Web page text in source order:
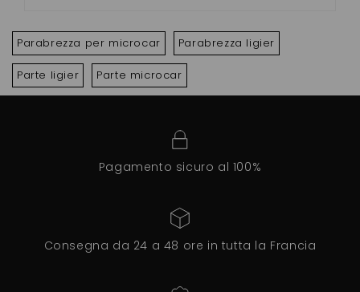
Parabrezza per microcar Parabrezza ligier
Parte ligier Parte microcar
Pagamento sicuro al 100%
Consegna da 24 a 48 ore in tutta la Francia